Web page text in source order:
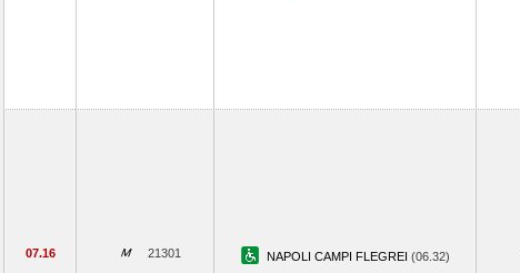
07.16 21301 NAPOLI CAMPI FLEGREI (06.32)